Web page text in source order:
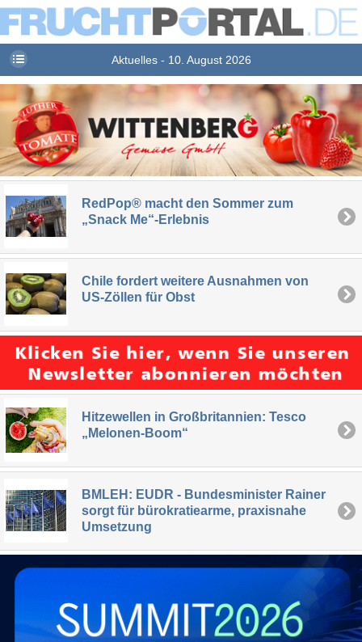
Aktuelles - 10. August 2026
RedPop® macht den Sommer zum
„Snack Me“-Erlebnis
Chile fordert weitere Ausnahmen von
US-Zöllen für Obst
Hitzewellen in Großbritannien: Tesco
„Melonen-Boom“
BMLEH: EUDR - Bundesminister Rainer
sorgt für bürokratiearme, praxisnahe
Umsetzung